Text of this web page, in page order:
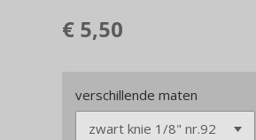
€ 5,50
verschillende maten